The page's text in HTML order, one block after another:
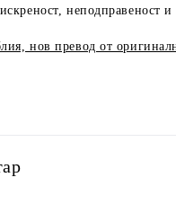
неподправеност и
нов превод от